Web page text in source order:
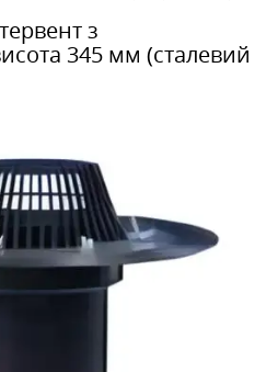
з
345 мм (сталевий